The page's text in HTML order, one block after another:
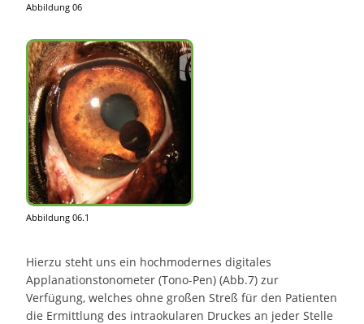
Abbildung 06
Abbildung 06.1
Hierzu steht uns ein hochmodernes digitales
Applanationstonometer (Tono-Pen) (Abb.7) zur
Verfügung, welches ohne großen Streß für den Patienten
die Ermittlung des intraokularen Druckes an jeder Stelle